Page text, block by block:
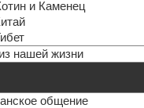
и Каменец
нашей жизни
общение